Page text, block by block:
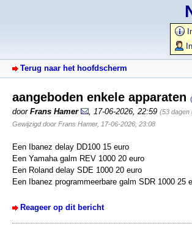
Terug naar het hoofdscherm
aangeboden enkele apparaten
door Frans Hamer 17-06-2026, 22:59 (53 dagen
Gewijzigd door Frans Hamer, 17-06-2026, 23:08
Een Ibanez delay DD100 15 euro
Een Yamaha galm REV 1000 20 euro
Een Roland delay SDE 1000 20 euro
Een Ibanez programmeerbare galm SDR 1000 25
Reageer op dit bericht